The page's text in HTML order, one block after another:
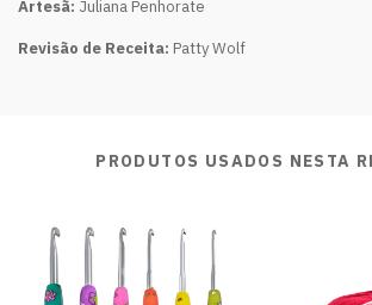
Artesã: Juliana Penhorate
Revisão de Receita: Patty Wolf
PRODUTOS USADOS NESTA